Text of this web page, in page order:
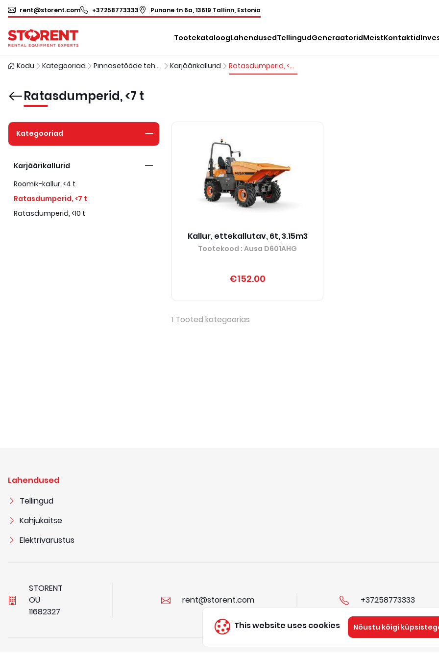
rent@storent.com +37258773333 Punane tn 6a, 13619 Tallinn, Estonia
TootekataloogLahendusedTellingudGeneraatoridMeistKontaktid
Kodu Kategooriad Pinnasetööde tehnika Karjäärikallurid Ratasdumperid, <7 t
Ratasdumperid, <7 t
Kategooriad
Karjäärikallurid
Roomik-kallur, <4 t
Ratasdumperid, <7 t
Ratasdumperid, <10 t
Kallur, ettekallutav, 6t, 3.15m3
Tootekood : Ausa D601AHG
€152.00
1 Tooted kategoorias
Lahendused
Tellingud
Kahjukaitse
Elektrivarustus
STORENT
OÜ
11682327
rent@storent.com +37258773333
This website uses cookies Nõustu kõigi